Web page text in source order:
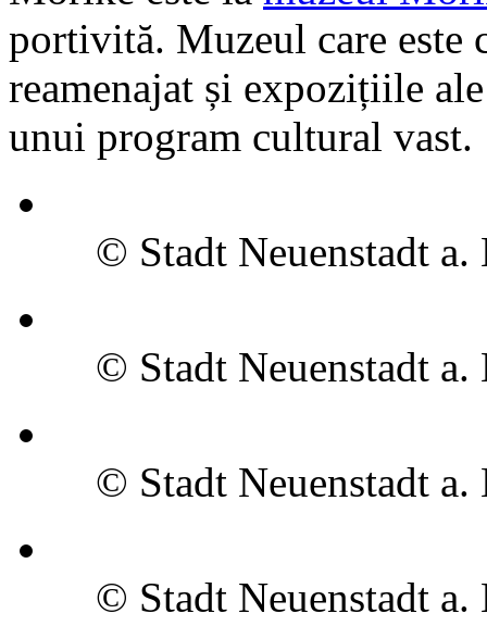
portivită. Muzeul care
reamenajat și expozițiile
unui program cultural vast.
© Stadt Neuenstadt a.
© Stadt Neuenstadt a.
© Stadt Neuenstadt a.
© Stadt Neuenstadt a.